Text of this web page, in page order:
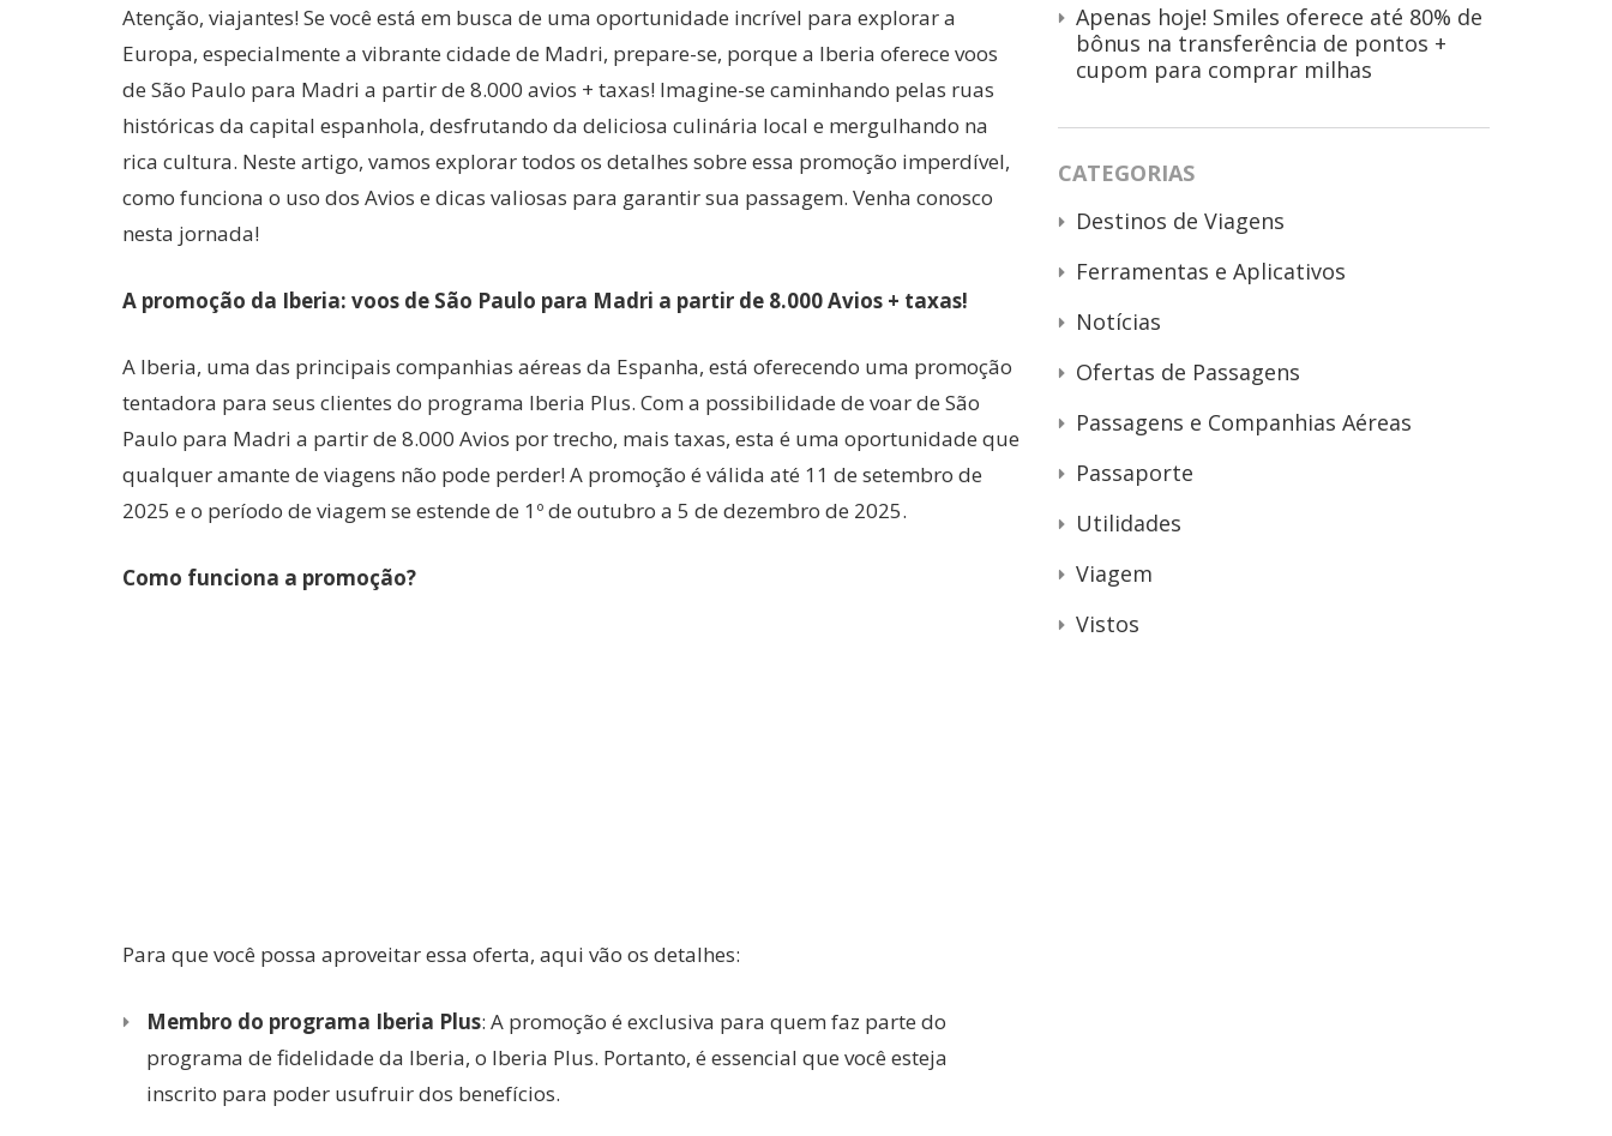
Atenção, viajantes! Se você está em busca de uma oportunidade incrível para explorar a
Europa, especialmente a vibrante cidade de Madri, prepare-se, porque a Iberia oferece voos
de São Paulo para Madri a partir de 8.000 avios + taxas! Imagine-se caminhando pelas ruas
históricas da capital espanhola, desfrutando da deliciosa culinária local e mergulhando na
rica cultura. Neste artigo, vamos explorar todos os detalhes sobre essa promoção imperdível,
como funciona o uso dos Avios e dicas valiosas para garantir sua passagem. Venha conosco
nesta jornada!
A promoção da Iberia: voos de São Paulo para Madri a partir de 8.000 Avios + taxas!
A Iberia, uma das principais companhias aéreas da Espanha, está oferecendo uma promoção
tentadora para seus clientes do programa Iberia Plus. Com a possibilidade de voar de São
Paulo para Madri a partir de 8.000 Avios por trecho, mais taxas, esta é uma oportunidade que
qualquer amante de viagens não pode perder! A promoção é válida até 11 de setembro de
2025 e o período de viagem se estende de 1º de outubro a 5 de dezembro de 2025.
Como funciona a promoção?
Para que você possa aproveitar essa oferta, aqui vão os detalhes:
Membro do programa Iberia Plus: A promoção é exclusiva para quem faz parte do
programa de fidelidade da Iberia, o Iberia Plus. Portanto, é essencial que você esteja
inscrito para poder usufruir dos benefícios.
Apenas hoje! Smiles oferece até 80% de
bônus na transferência de pontos +
cupom para comprar milhas
CATEGORIAS
Destinos de Viagens
Ferramentas e Aplicativos
Notícias
Ofertas de Passagens
Passagens e Companhias Aéreas
Passaporte
Utilidades
Viagem
Vistos